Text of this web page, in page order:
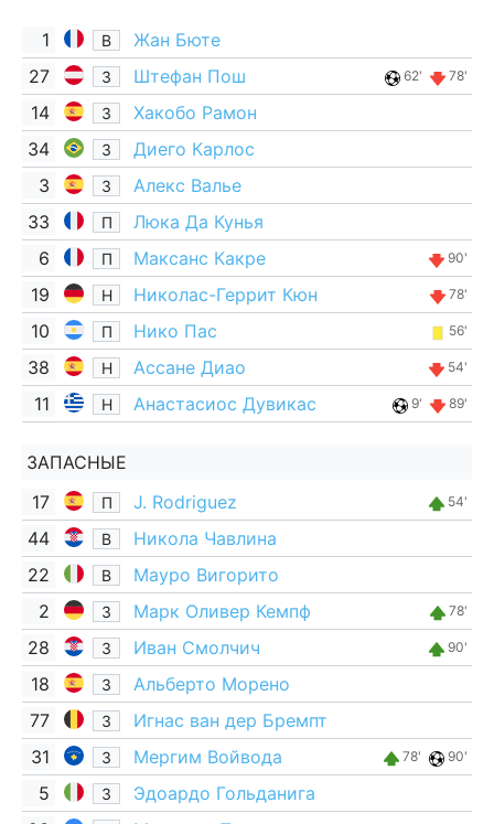
1 В
Жан Бюте
27
З Штефан Пош 62' 78'
14 З
Хакобо Рамон
34
З
Диего Карлос
3
З
Алекс Валье
33
П
Люка Да Кунья
6
П Максанс Какре 90'
19 Н Николас-Геррит Кюн 78'
10 П Нико Пас 56'
38 Н Ассане Диао 54'
11 Н Анастасиос Дувикас 9' 89'
ЗАПАСНЫЕ
17
П J. Rodriguez 54'
44 В
Никола Чавлина
22
В
Мауро Вигорито
2
З Марк Оливер Кемпф 78'
28 З Иван Смолчич 90'
18 З
Альберто Морено
77
З
Игнас ван дер Бремпт
31
З Мергим Войвода 78' 90'
5 З
Эдоардо Гольданига